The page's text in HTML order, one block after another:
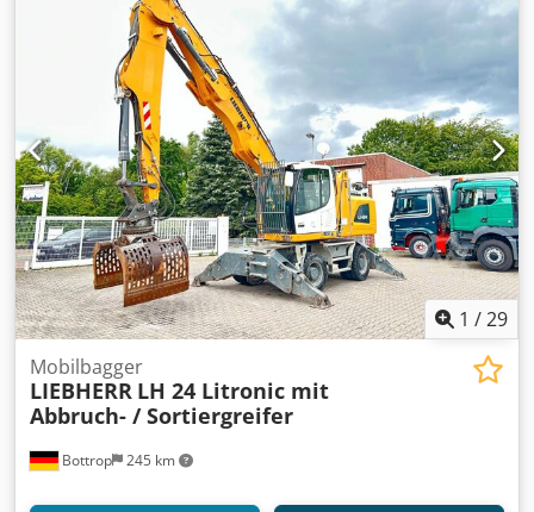
Antrieb: hydrostatischer Fahrantrieb Dwedpfx Aezqx
Rtsidoa * Lenkung: Allrad mit Pendelachse Tank &
Hydraulik Dieseltank: ca. 350 Liter * Hydrauliksystem:
Load-Sensing Hydraulik mit mehreren Zusatzkreisen für
Anbaugeräte Klimaanlage Erst 2600 Betriebsstunden und
eine sehr gute Zustand
1 /29
Bottrop 245 km
Mobilbagger
LIEBHERR LH 24 Litronic mit
Abbruch- / Sortiergreifer